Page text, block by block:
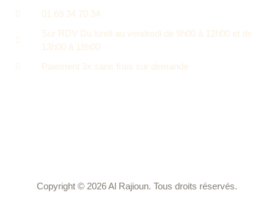
01 69 34 70 34
Sur RDV Du lundi au vendredi de 9h00 à 12h00 et de
13h00 à 18h00
Paiement 3x sans frais sur demande
Copyright © 2026 Al Rajioun. Tous droits réservés.